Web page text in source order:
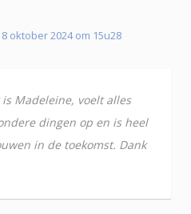
oktober 2024 om 15u28
Madeleine, voelt alles
dingen op en is heel
in de toekomst. Dank